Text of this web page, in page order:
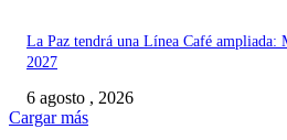
La Paz tendrá una Línea Café
2027
6 agosto , 2026
Cargar más